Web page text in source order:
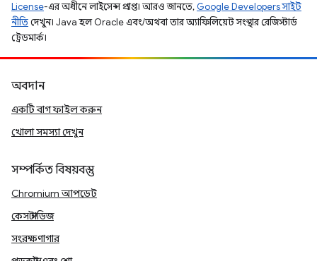
License-এর অধীনে লাইসেন্স প্রাপ্ত। আরও জানতে, Google Developers সাইট
নীতিদেখুন। Java হল Oracle এবং/অথবা তার অ্যাফিলিয়েট সংস্থার রেজিস্টার্ড
ট্রেডমার্ক।
অবদান
একটি বাগ ফাইল করুন
খোলা সমস্যা দেখুন
সম্পর্কিত বিষয়বস্তু
Chromium আপডেট
কেস স্টাডিজ
সংরক্ষণাগার